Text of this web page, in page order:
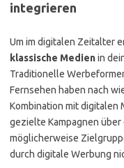
integrieren
Um im digitalen Zeitalter
klassische Medienin
Traditionelle
Fernsehen haben nach
Kombination mit digitalen
gezielte Kampagnen
möglicherweise
durch digitale Werbung